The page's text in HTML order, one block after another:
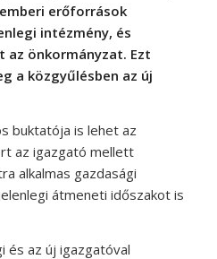
erőforrások
intézmény, és
az önkormányzat. Ezt
a közgyűlésben az új
buktatója is lehet az
az igazgató mellett
alkalmas gazdasági
átmeneti időszakot is
és az új igazgatóval